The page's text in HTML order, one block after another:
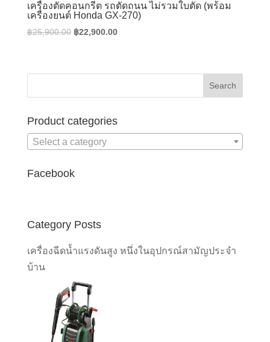
เครื่องตัดคอนกรีต รถตัดถนน ไม่รวมใบตัด (พร้อม
เครื่องยนต์ Honda GX-270)
฿25,900.00 Original
฿25,900.00.
฿22,900.00Current
฿22,900.00.
Product categories
Select a category
Facebook
Category Posts
เครื่องฉีดน้ำแรงดันสูง หนึ่งในอุปกรณ์สามัญประจำ
บ้าน